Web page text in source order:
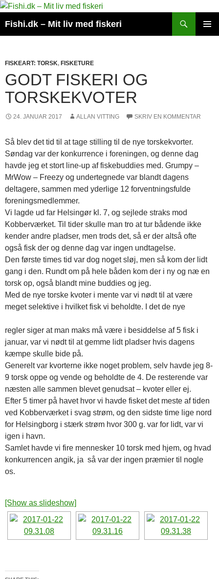
Hop
indhold
Fishi.dk – Mit liv med fiskeri
FISKEART: TORSK, FISKETURE
GODT FISKERI OG
TORSKEKVOTER
24. JANUAR 2017 ALLAN VITTING SKRIV EN KOMMENTAR
Så blev det tid til at tage stilling til de nye torskekvorter.
Søndag var der konkurrence i foreningen, og denne dag
havde jeg et stort line-up af fiskebuddies med. Grumpy –
MrWow – Freezy og undertegnede var blandt dagens
deltagere, sammen med yderlige 12 forventningsfulde
foreningsmedlemmer.
Vi lagde ud far Helsingør kl. 7, og sejlede straks mod
Kobberværket. Til tider skulle man tro at tur bådende ikke
kender andre pladser, men trods det, så er der altså ofte
også fisk der og denne dag var ingen undtagelse.
Den første times tid var dog noget sløj, men så kom der lidt
gang i den. Rundt om på hele båden kom der i ny og næ en
torsk op, også blandt mine buddies og jeg.
Med de nye torske kvoter i mente var vi nødt til at være
meget selektive i hvilket fisk vi beholdte. I det de nye
regler siger at man maks må være i besiddelse af 5 fisk i
januar, var vi nødt til at gemme lidt pladser hvis dagens
kæmpe skulle bide på.
Generelt var kvorterne ikke noget problem, selv havde jeg 8-
9 torsk oppe og vende og beholdte de 4. De resterende var
næsten alle sammen blevet genudsat – kvoter eller ej.
Efter 5 timer på havet hvor vi havde fisket det meste af tiden
ved Kobberværket i svag strøm, og den sidste time lige nord
for Helsingborg i stærk strøm hvor 300 g. var for lidt, var vi
igen i havn.
Samlet havde vi fire mennesker 10 torsk med hjem, og hvad
konkurrencen angik, ja så var der ingen præmier til nogle
os.
[Show as slideshow]